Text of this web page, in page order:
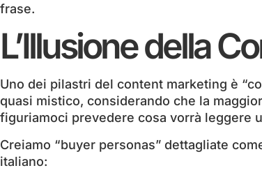
frase.
L’Illusione della
Uno dei pilastri del content marketing è
quasi mistico, considerando che la
figuriamoci prevedere cosa vorrà leggere
Creiamo “buyer personas” dettagliate
italiano: